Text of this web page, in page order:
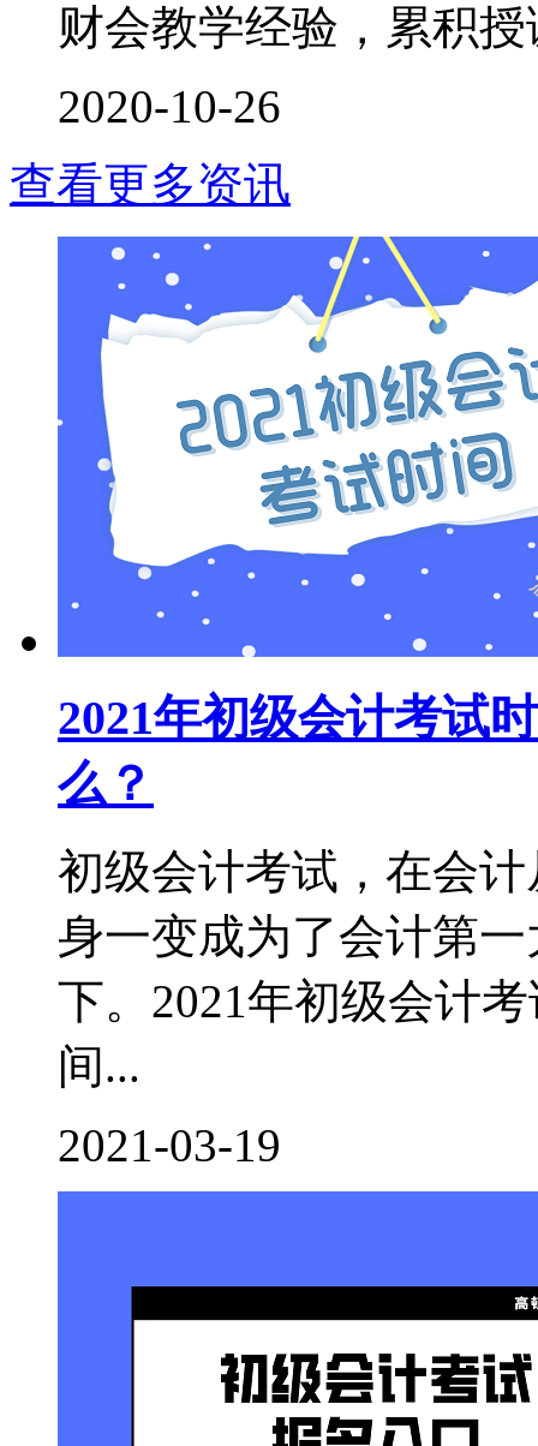
财会教学经验，累积
2020-10-26
查看更多资讯
2021年初级会计考试
么？
初级会计考试，在会
身一变成为了会计第
下。2021年初级会计
间...
2021-03-19